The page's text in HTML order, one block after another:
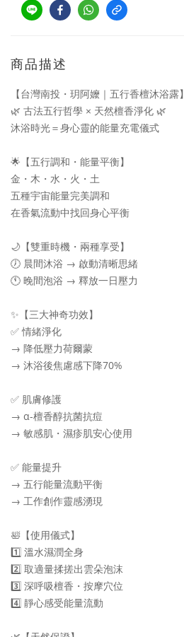
商品描述
【台灣南投・玥阿嬤｜五行香檀沐浴露】
🌿 古法五行哲學 × 天然檀香淨化 🌿
沐浴時光＝身心靈的能量充電儀式
🌟【五行調和・能量平衡】
金・木・水・火・土
五種宇宙能量完美調和
在香氣流動中找回身心平衡
🌙【雙重時機・兩種享受】
🕖 晨間沐浴 → 啟動清晰思緒
🕚 晚間泡浴 → 釋放一日壓力
✨【三大神奇功效】
✅ 情緒淨化
→ 降低壓力荷爾蒙
→ 沐浴後焦慮感下降70%
✅ 肌膚修護
→ α-檀香醇抗菌抗痘
→ 敏感肌・濕疹肌安心使用
✅ 能量提升
→ 五行能量流動平衡
→ 工作創作靈感湧現
🛀【使用儀式】
1️⃣ 溫水濕潤全身
2️⃣ 取適量揉搓出雲朵泡沫
3️⃣ 深呼吸檀香・按摩穴位
4️⃣ 靜心感受能量流動